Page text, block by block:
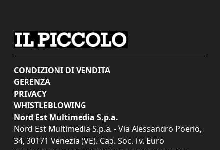
CONDIZIONI DI VENDITA
GERENZA
PRIVACY
WHISTLEBLOWING
Nord Est Multimedia S.p.a.
Nord Est Multimedia S.p.a. - Via Alessandro Poerio,
34, 30171 Venezia (VE). Cap. Soc. i.v. Euro